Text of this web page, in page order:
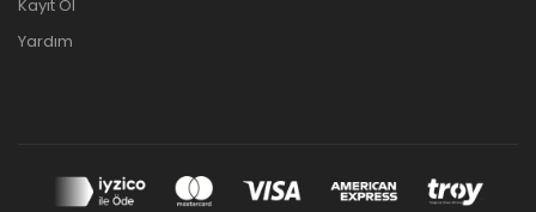
Kayıt Ol
Yardım